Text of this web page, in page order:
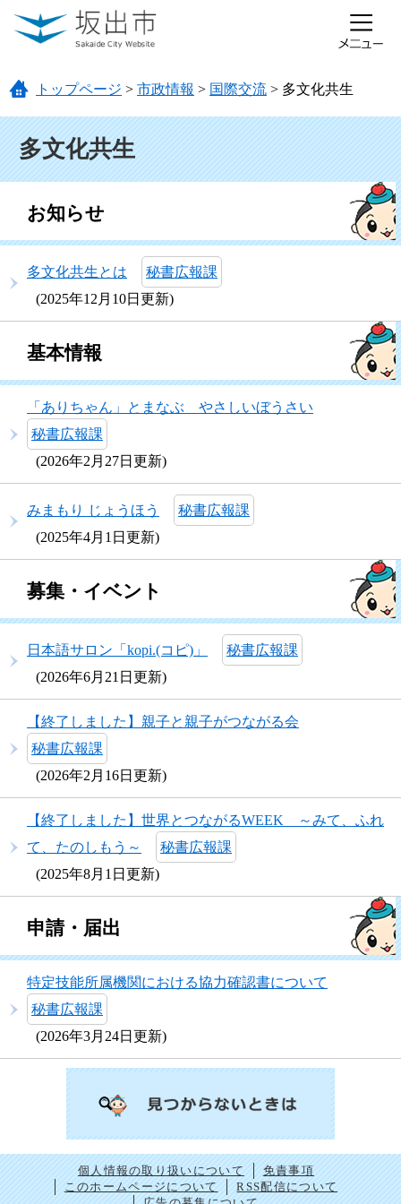
ページの先頭です。
メニューを飛ばして本文へ
トップページ > 市政情報 > 国際交流 > 多文化共生
多文化共生
お知らせ
多文化共生とは
秘書広報課
2025年12月10日更新
基本情報
「ありちゃん」とまなぶ やさしいぼうさい
秘書広報課
2026年2月27日更新
みまもり じょうほう
秘書広報課
2025年4月1日更新
募集・イベント
日本語サロン「kopi.(コピ)」
秘書広報課
2026年6月21日更新
【終了しました】親子と親子がつながる会
秘書広報課
2026年2月16日更新
【終了しました】世界とつながるWEEK ～みて、ふれ
て、たのしもう～
秘書広報課
2025年8月1日更新
申請・届出
特定技能所属機関における協力確認書について
秘書広報課
2026年3月24日更新
個人情報の取り扱いについて
免責事項
このホームページについて
RSS配信について